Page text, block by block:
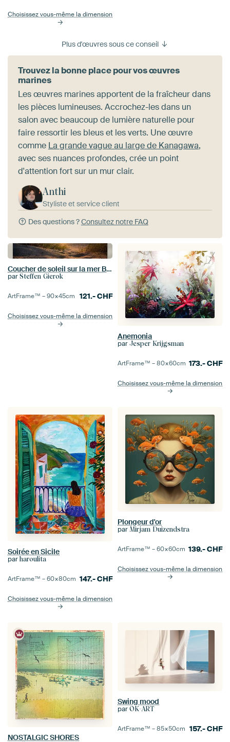
Choisissez vous-même la dimension
Plus d'œuvres sous ce conseil
Trouvez la bonne place pour vos œuvres
marines
Les œuvres marines apportent de la fraîcheur dans
les pièces lumineuses. Accrochez-les dans un
salon avec beaucoup de lumière naturelle pour
faire ressortir les bleus et les verts. Une œuvre
comme La grande vague au large de Kanagawa,
avec ses nuances profondes, crée un point
d'attention fort sur un mur clair.
Anthi
Styliste et service client
Des questions ?Consultez notre FAQ
Coucher de soleil sur la mer Baltique
par Steffen Gierok
ArtFrame™ –90×45cm 121.-CHF
Choisissez vous-même la dimension
Anemonia
par Jesper Krijgsman
ArtFrame™ –80×60cm 173.-CHF
Choisissez vous-même la dimension
Soirée en Sicile
par haroulita
ArtFrame™ –60×80cm 147.-CHF
Choisissez vous-même la dimension
Plongeur d'or
par Mirjam Duizendstra
ArtFrame™ –60×60cm 139.-CHF
Choisissez vous-même la dimension
NOSTALGIC SHORES
Swing mood
par OK-ART
ArtFrame™ –85×50cm 157.-CHF